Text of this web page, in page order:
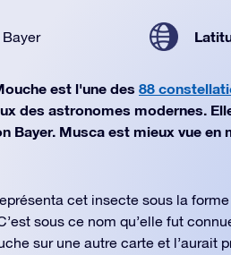
Bayer
est l'une des 88
des astronomes modernes.
Bayer. Musca est mieux vue en
cet insecte sous la
sous ce nom qu’elle fut
sur une autre carte et l’aurait